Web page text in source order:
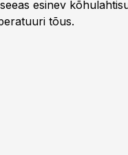
esinev
tõus.